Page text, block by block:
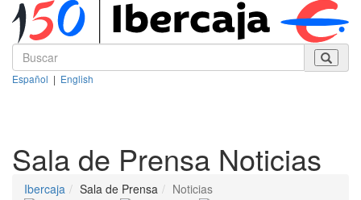
Español | English
Sala de Prensa Noticias
Ibercaja Sala de Prensa Noticias